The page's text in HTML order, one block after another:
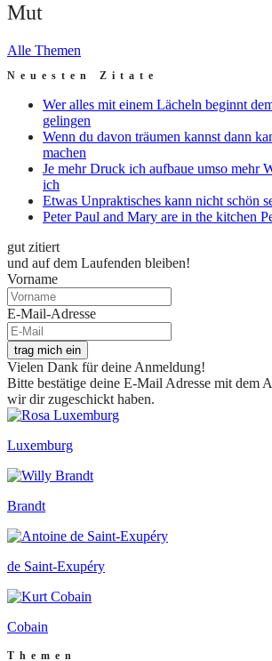
Mut
Alle Themen
Neuesten Zitate
Wer alles mit einem Lächeln beginnt
gelingen
Wenn du davon träumen kannst dann
machen
Je mehr Druck ich aufbaue umso mehr
ich
Etwas Unpraktisches kann nicht schön
Peter Paul and Mary are in the kitchen
gut zitiert
und auf dem Laufenden bleiben!
Vorname
E-Mail-Adresse
trag mich ein
Vielen Dank für deine Anmeldung!
Bitte bestätige deine E-Mail Adresse mit dem
wir dir zugeschickt haben.
Luxemburg
Brandt
de Saint-Exupéry
Cobain
Themen